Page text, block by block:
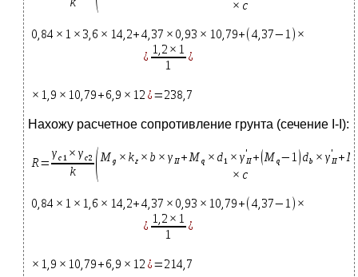
Нахожу расчетное сопротивление грунта (сечение I-I):